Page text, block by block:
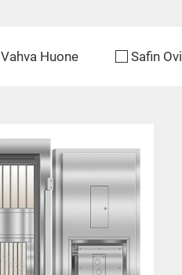
Vahva Huone Safin Ovi